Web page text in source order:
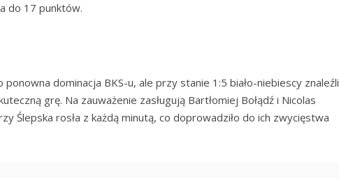
do 17 punktów.
dominacja BKS-u, ale przy stanie 1:5 biało-niebiescy znaleźli
grę. Na zauważenie zasługują Bartłomiej Bołądź i Nicolas
Ślepska rosła z każdą minutą, co doprowadziło do ich zwycięstwa